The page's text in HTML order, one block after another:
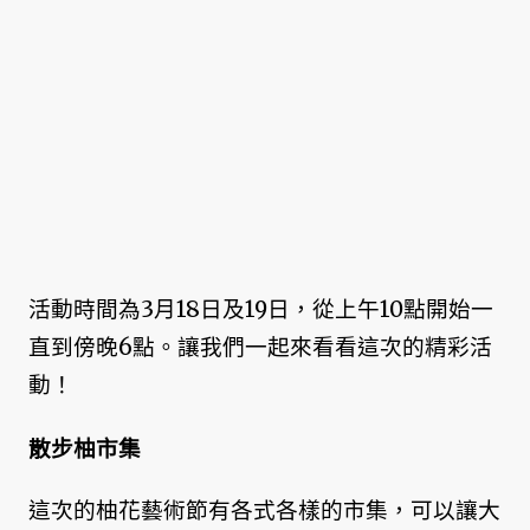
活動時間為3月18日及19日，從上午10點開始一
直到傍晚6點。讓我們一起來看看這次的精彩活
動！
散步柚市集
這次的柚花藝術節有各式各樣的市集，可以讓大